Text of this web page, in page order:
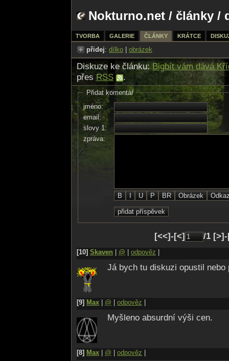
Nokturno.net / články /
TVORBA GALERIE ČLÁNKY KRÁTCE
přidej: dílko obrázek
Diskuze ke článku: Bigbít vám dává
přes RSS .
Přidat komentář
jméno:
email:
slovy 1:
zpráva:
[<<]-[<] /1
[10] Skaven @ odpověz
Já bych tu diskuzi opustil nebo
[9] Max @ odpověz
Myšleno absurdní výši cen.
[8] Max @ odpověz